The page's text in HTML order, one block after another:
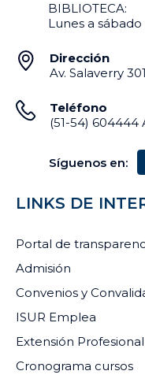
BIBLIOTECA:
Lunes a sábado
Dirección
Av. Salaverry
Teléfono
(51-54) 604444
Síguenos en:
LINKS DE
Portal de
Admisión
Convenios y
ISUR Emplea
Extensión Profesional
Cronograma cursos